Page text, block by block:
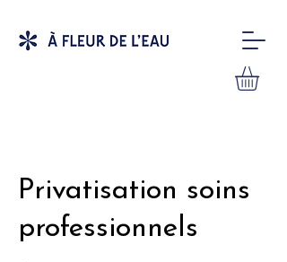
Privatisation soins
professionnels